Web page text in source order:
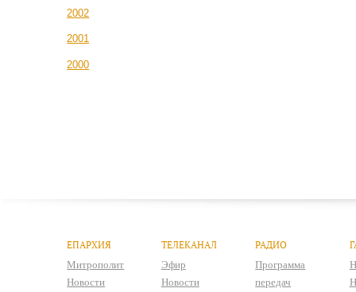
2002
2001
2000
ЕПАРХИЯ
Митрополит
Новости
ТЕЛЕКАНАЛ
Эфир
Новости
РАДИО
Программа
передач